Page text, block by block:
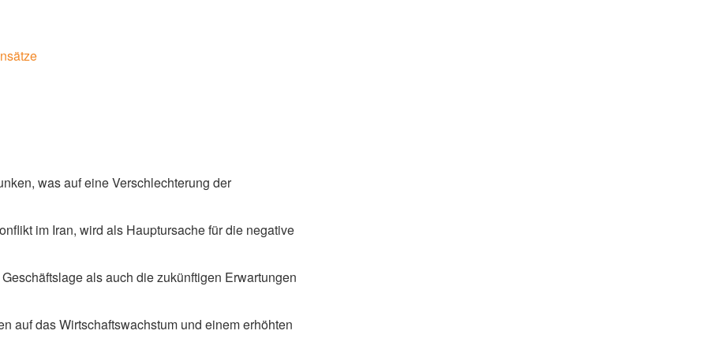
was auf eine Verschlechterung der
im Iran, wird als Hauptursache für die negative
als auch die zukünftigen Erwartungen
auf das Wirtschaftswachstum und einem erhöhten